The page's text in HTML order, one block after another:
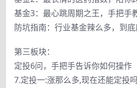
基金3：最心跳周期之王，手把手
防坑指南：行业基金辣么多，到底
第三板块：
定投6问，手把手告诉你如何操作
7.定投一:涨那么多,现在还能定投吗